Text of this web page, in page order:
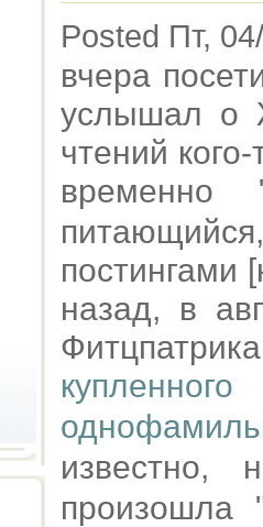
Posted Пт,
вчера
услышал о
чтений
временно
постингами
назад, в
произошла